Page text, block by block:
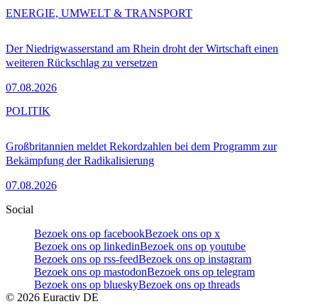
Der Niedrigwasserstand am Rhein droht der Wirtschaft einen
weiteren Rückschlag zu versetzen
07.08.2026
ENERGIE, UMWELT & TRANSPORT
Großbritannien meldet Rekordzahlen bei dem Programm zur
Bekämpfung der Radikalisierung
07.08.2026
POLITIK
Social
Bezoek ons op facebookBezoek ons op x
Bezoek ons op linkedinBezoek ons op youtube
Bezoek ons op rss-feedBezoek ons op instagram
Bezoek ons op mastodonBezoek ons op telegram
Bezoek ons op blueskyBezoek ons op threads
© 2026 Euractiv DE